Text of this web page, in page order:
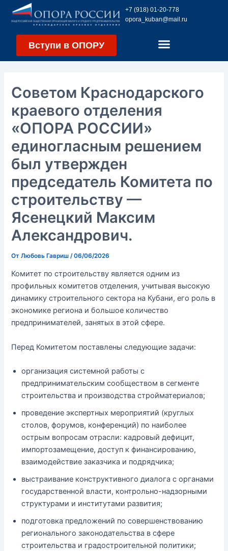
Перейти
+7 (918) 01-20-778
opora_kuban@mail.ru
Вступи в ОПОРУ
Советом Краснодарского
краевого отделения
«ОПОРА РОССИИ»
единогласным решением
был утвержден
председатель Комитета по
строительству —
Ясенецкий Максим
Александрович.
ОтЛюбовь Гавриш /06/06/2026
Комитет по строительству является одним из
профильных комитетов отделения, учитывая высокую
динамику строительного сектора на Кубани, его роль в
экономике региона и большое количество
предпринимателей, занятых в этой сфере.
Перед Комитетом поставлены следующие задачи:
организация системной работы с
предпринимательским сообществом в сегменте
строительства и производства стройматериалов;
проведение экспертных мероприятий (круглых
столов, форумов, конференций) по наиболее
острым вопросам отрасли: кадровый дефицит,
импортозамещение, доступ к финансированию,
взаимодействие заказчика и подрядчика;
выстраивание конструктивного диалога с органами
государственной власти, контрольно-надзорными
структурами и институтами развития;
подготовка предложений по совершенствованию
регионального законодательства в сфере
строительства и градостроительной политики;
Навигация
по